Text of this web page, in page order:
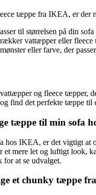
tæppe fra IKEA, er der
til størrelsen på din sofa
vattæpper eller fleece
eller farve, der
og fleece tæpper,
find det perfekte tæppe til
tæppe til min sofa
IKEA, er det vigtigt at
mere let og luftigt look,
for at se udvalget.
et chunky tæppe